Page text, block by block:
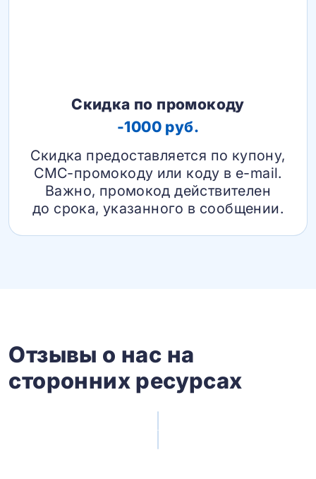
Скидка по промокоду
-1000 руб.
Скидка предоставляется по купону,
СМС-промокоду или коду в e-mail.
Важно, промокод действителен
до срока, указанного в сообщении.
Отзывы о нас на
сторонних ресурсах